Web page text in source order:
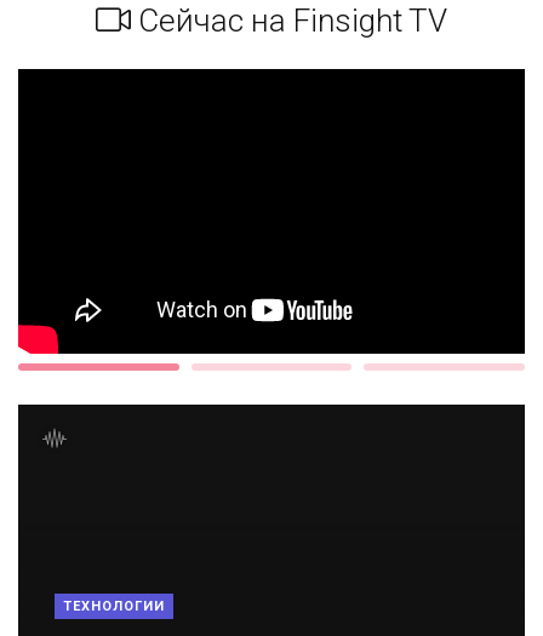
Сейчас на Finsight TV
ТЕХНОЛОГИИ